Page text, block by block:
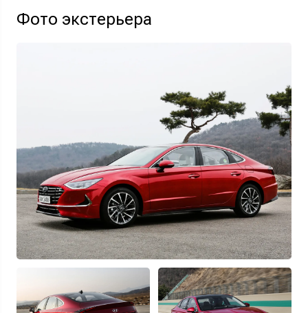
Узнать выгоду
Отправляя данную форму Вы даете согласие на обработкусвоих
персональных данных
Фото экстерьера